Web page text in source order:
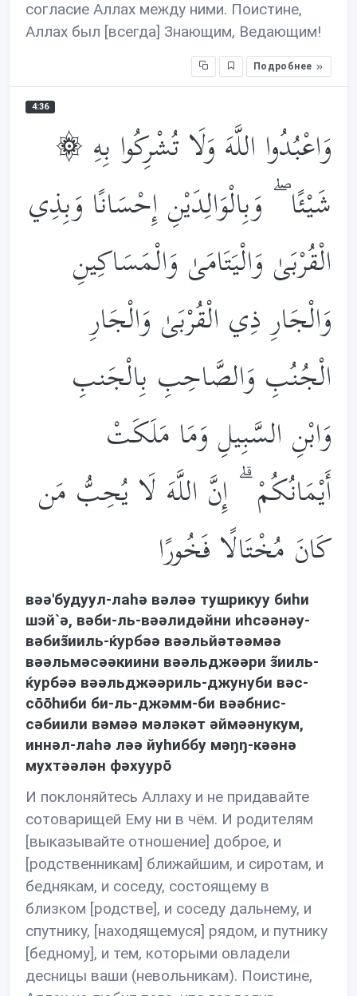
согласие Аллах между ними. Поистине,
Аллах был [всегда] Знающим, Ведающим!
Подробнее
4:36
۞ وَاعْبُدُوا اللَّهَ وَلَا تُشْرِكُوا بِهِ
شَيْئًا ۖ وَبِالْوَالِدَيْنِ إِحْسَانًا وَبِذِي
الْقُرْبَىٰ وَالْيَتَامَىٰ وَالْمَسَاكِينِ
وَالْجَارِ ذِي الْقُرْبَىٰ وَالْجَارِ
الْجُنُبِ وَالصَّاحِبِ بِالْجَنبِ
وَابْنِ السَّبِيلِ وَمَا مَلَكَتْ
أَيْمَانُكُمْ ۗ إِنَّ اللَّهَ لَا يُحِبُّ مَن
كَانَ مُخْتَالًا فَخُورًا
вəə'будуул-лаhə вəлəə тушрикуу биhи
шэй`ə, вəби-ль-вəəлидəйни иhсəəнəу-
вəбиз̃ииль-ќурбəə вəəльйəтəəмəə
вəəльмəсəəкиини вəəльджəəри з̃ииль-
ќурбəə вəəльджəəриль-джунуби вəс-
сōōhиби би-ль-джəмм-би вəəбнис-
сəбиили вəмəə мəлəкəт əймəəнукум,
иннəл-лаhə лəə йуhиббу мəŋŋ-кəəнə
мухтəəлəн фəхуурō
И поклоняйтесь Аллаху и не придавайте
сотоварищей Ему ни в чём. И родителям
[выказывайте отношение] доброе, и
[родственникам] ближайшим, и сиротам, и
беднякам, и соседу, состоящему в
близком [родстве], и соседу дальнему, и
спутнику, [находящемуся] рядом, и путнику
[бедному], и тем, которыми овладели
десницы ваши (невольникам). Поистине,